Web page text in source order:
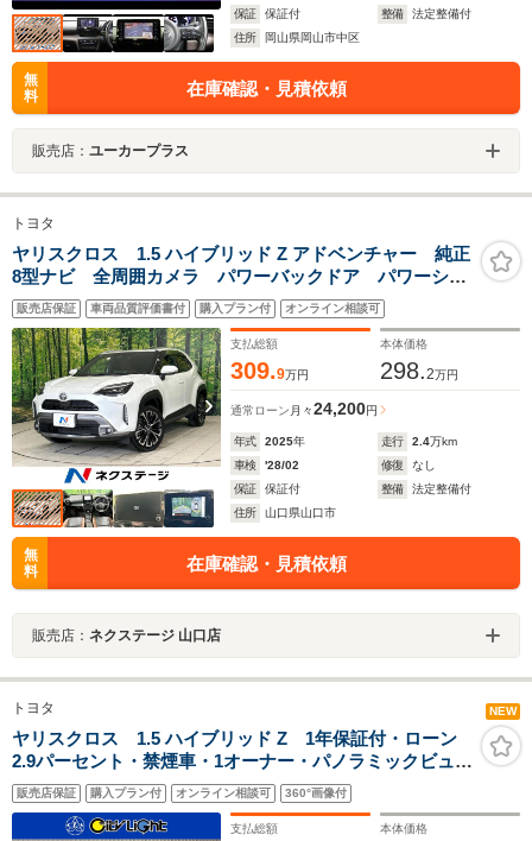
保証 保証付 整備
法定整備付
住所
岡山県岡山市中区
無
料
在庫確認・見積依頼
販売店： ユーカープラス
トヨタ
ヤリスクロス 1.5 ハイブリッド Z アドベンチャー 純正
8型ナビ 全周囲カメラ パワーバックドア パワーシー
ト シートヒーター セーフティセンス レーダークル
ーズコントロール BSM クリアランスソナー LEDヘ
ッドライト ETC Bluetooth
販売店保証 車両品質評価書付 購入プラン付 オンライン相談可
支払総額
309.9万円
本体価格
298.2万円
通常ローン 月々24,200円
年式 2025年 走行 2.4万km
車検
'28/02 修復
なし
保証
保証付 整備
法定整備付
住所
山口県山口市
無
料
在庫確認・見積依頼
販売店： ネクステージ 山口店
トヨタ NEW
ヤリスクロス 1.5 ハイブリッド Z 1年保証付・ローン
2.9パーセント・禁煙車・1オーナー・パノラミックビュー
モニター・ブラインドスポットモニター・ナビ・TV・
Bluetooth・トヨタセーフティ・クルーズコントロール・
シートヒーター・ドラレコ・ETC
販売店保証 購入プラン付 オンライン相談可 360°画像付
支払総額 本体価格